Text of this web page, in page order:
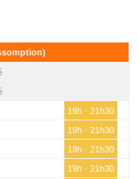
19h - 21h30
19h - 21h30
19h - 21h30
19h - 21h30